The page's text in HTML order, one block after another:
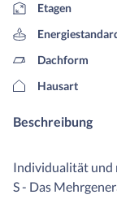
Etagen
Dachform
Hausart
Beschreibung
Individualität und
S - Das